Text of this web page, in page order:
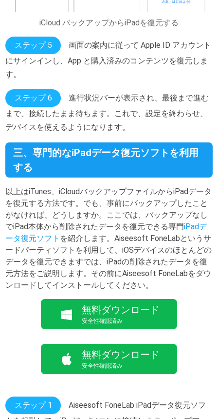
iCloud バックアップからiPadを復元する
ステップ 5
画面の案内に従って Apple ID アカウント
にサインインし、App と購入済みのコンテンツを復元しま
す。
ステップ 6
進行状況バーが表示され、最後まで進む
まで、接続したまま待ちます。これで、設定を終わらせ、
デバイスを使えるようになります。
三、専門的なiPadデータ復元ソフトを利用
する
以上はiTunes、iCloudバックアップファイルからiPadデータ
を復元する方法です。でも、事前にバックアップしたこと
がなければ、どうしますか。ここでは、バックアップなし
でiPad本体から削除されたデータを復元できる専門iPadデ
ータ復元ソフト を紹介します。Aiseesoft FoneLabというサ
ードパーティソフトを利用して、iOSデバイスのほとんどの
データを復元できますでは、iPadの削除されたデータを復
元方法をご説明します。その前にAiseesoft FoneLabをダウ
ンロードしてインストールしてください。
無料ダウンロード
安全性確認済み
無料ダウンロード
安全性確認済み
ステップ 1
Aiseesoft FoneLab iPadデータ復元ソフ